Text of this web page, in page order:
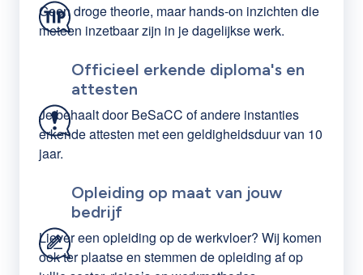
Geen droge theorie, maar hands-on inzichten die
meteen inzetbaar zijn in je dagelijkse werk.
Officieel erkende diploma's en
attesten
Je behaalt door BeSaCC of andere instanties
erkende attesten met een geldigheidsduur van 10
jaar.
Opleiding op maat van jouw
bedrijf
Liever een opleiding op de werkvloer? Wij komen
ook ter plaatse en stemmen de opleiding af op